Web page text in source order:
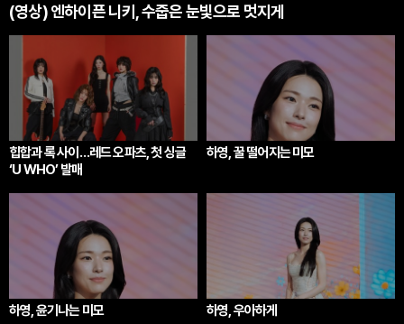
(영상) 엔하이픈 니키, 수줍은 눈빛으로 멋지게
힙합과 록 사이…레드 오파츠, 첫 싱글
‘U WHO’ 발매
하영, 꿀 떨어지는 미모
하영, 윤기나는 미모 하영, 우아하게